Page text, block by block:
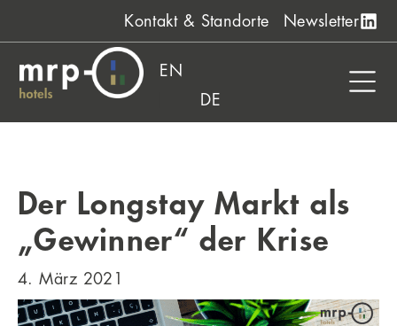
Kontakt & Standorte Newsletter
EN
DE
Der Longstay Markt als
„Gewinner“ der Krise
4. März 2021